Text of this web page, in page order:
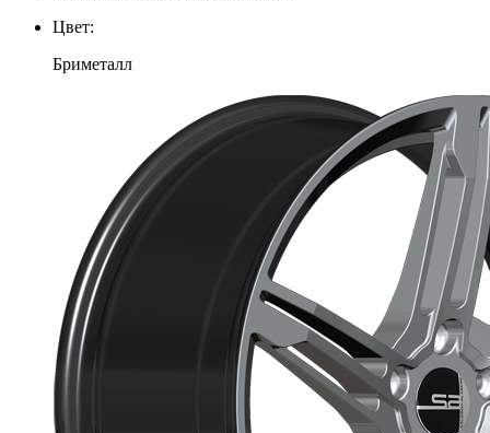
Цвет:
Бриметалл